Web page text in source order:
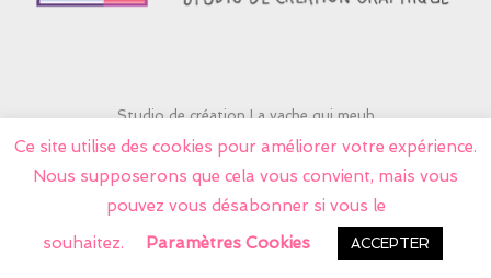
Studio de création La vache qui meuh
contactlavache@yahoo.fr
© Tous droits réservés 2026 La vache qui meuh
Mentions légales-CGV
Ce site utilise des cookies pour améliorer votre expérience.
Nous supposerons que cela vous convient, mais vous
pouvez vous désabonner si vous le
souhaitez.
Paramètres Cookies ACCEPTER